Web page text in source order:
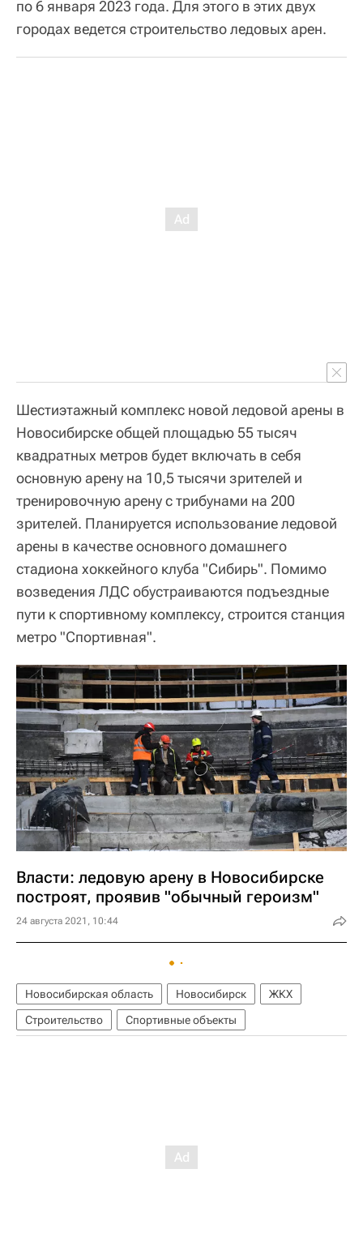
по 6 января 2023 года. Для этого в этих двух
городах ведется строительство ледовых арен.
Шестиэтажный комплекс новой ледовой арены в
Новосибирске общей площадью 55 тысяч
квадратных метров будет включать в себя
основную арену на 10,5 тысячи зрителей и
тренировочную арену с трибунами на 200
зрителей. Планируется использование ледовой
арены в качестве основного домашнего
стадиона хоккейного клуба "Сибирь". Помимо
возведения ЛДС обустраиваются подъездные
пути к спортивному комплексу, строится станция
метро "Спортивная".
Власти: ледовую арену в Новосибирске
построят, проявив "обычный героизм"
24 августа 2021, 10:44
Новосибирская область Новосибирск
ЖКХ
Строительство
Спортивные объекты